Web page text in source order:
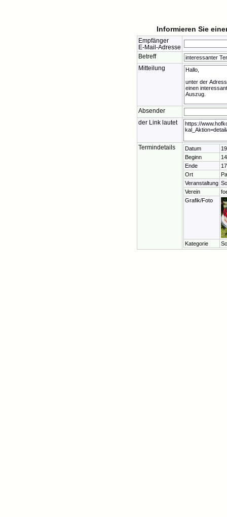
Informieren Sie
Empfänger
E-Mail-Adresse
Betreff
Mitteilung
Absender
der Link lautet
Termindetails Datum
Beginn
Ende
Ort
Veranstaltung
Verein
Grafik/Foto
Kategorie